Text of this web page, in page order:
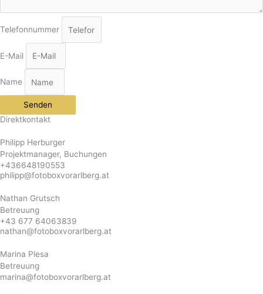
Telefonnummer
E-Mail
Name
Senden
Direktkontakt
Philipp Herburger
Projektmanager, Buchungen
+436648190553
philipp@fotoboxvorarlberg.at
Nathan Grutsch
Betreuung
+43 677 64063839
nathan@fotoboxvorarlberg.at
Marina Plesa
Betreuung
marina@fotoboxvorarlberg.at